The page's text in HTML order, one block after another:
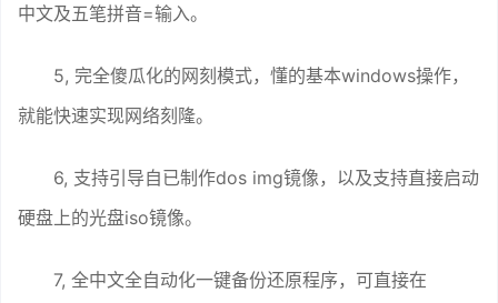
中文及五笔拼音=输入。
5, 完全傻瓜化的网刻模式，懂的基本windows操作，
就能快速实现网络刻隆。
6, 支持引导自已制作dos img镜像，以及支持直接启动
硬盘上的光盘iso镜像。
7, 全中文全自动化一键备份还原程序，可直接在